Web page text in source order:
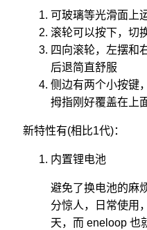
可玻璃等光滑面上
滚轮可以按下，切
四向滚轮，左摆和
后退简直舒服
侧边有两个小按键
拇指刚好覆盖在上
新特性有(相比1代)：
内置锂电池
避免了换电池的麻
分惊人，日常使用
天，而 eneloop 也